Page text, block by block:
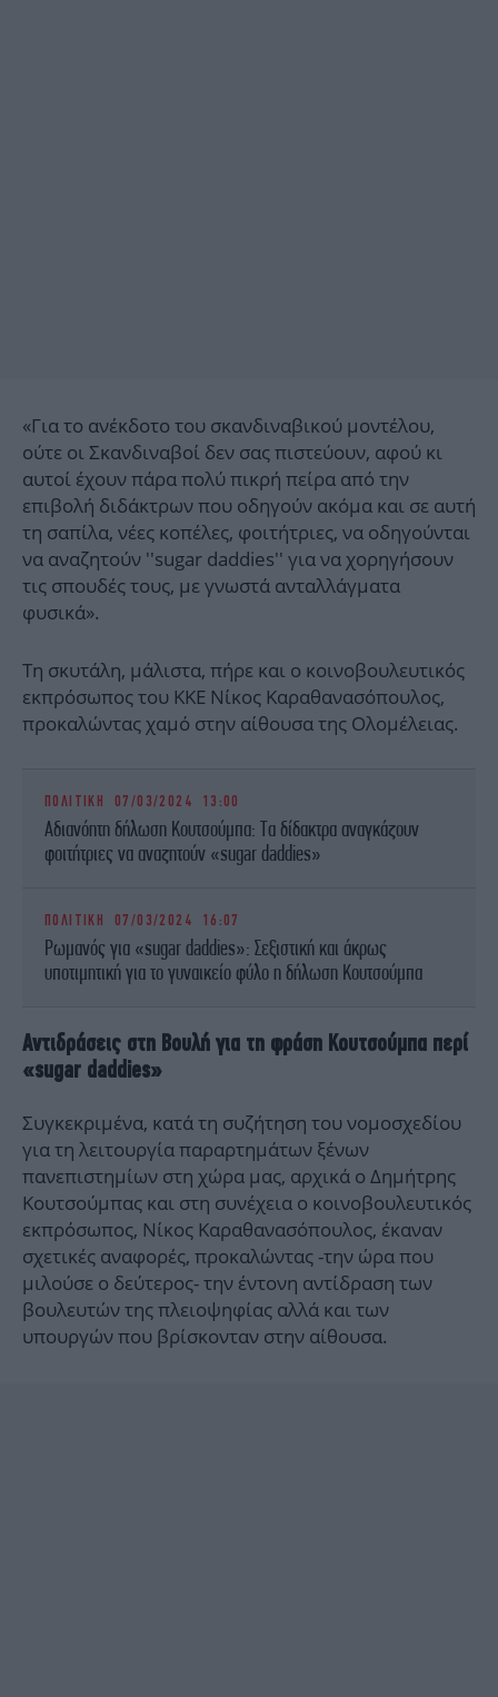
«Για το ανέκδοτο του σκανδιναβικού μοντέλου,
ούτε οι Σκανδιναβοί δεν σας πιστεύουν, αφού κι
αυτοί έχουν πάρα πολύ πικρή πείρα από την
επιβολή διδάκτρων που οδηγούν ακόμα και σε αυτή
τη σαπίλα, νέες κοπέλες, φοιτήτριες, να οδηγούνται
να αναζητούν ''sugar daddies'' για να χορηγήσουν
τις σπουδές τους, με γνωστά ανταλλάγματα
φυσικά».
Τη σκυτάλη, μάλιστα, πήρε και ο κοινοβουλευτικός
εκπρόσωπος του ΚΚΕ Νίκος Καραθανασόπουλος,
προκαλώντας χαμό στην αίθουσα της Ολομέλειας.
ΠΟΛΙΤΙΚΗ 07/03/2024 13:00
Αδιανόητη δήλωση Κουτσούμπα: Τα δίδακτρα αναγκάζουν
φοιτήτριες να αναζητούν «sugar daddies»
ΠΟΛΙΤΙΚΗ 07/03/2024 16:07
Ρωμανός για «sugar daddies»: Σεξιστική και άκρως
υποτιμητική για το γυναικείο φύλο η δήλωση Κουτσούμπα
Αντιδράσεις στη Βουλή για τη φράση Κουτσούμπα περί
«sugar daddies»
Συγκεκριμένα, κατά τη συζήτηση του νομοσχεδίου
για τη λειτουργία παραρτημάτων ξένων
πανεπιστημίων στη χώρα μας, αρχικά ο Δημήτρης
Κουτσούμπας και στη συνέχεια ο κοινοβουλευτικός
εκπρόσωπος, Νίκος Καραθανασόπουλος, έκαναν
σχετικές αναφορές, προκαλώντας -την ώρα που
μιλούσε ο δεύτερος- την έντονη αντίδραση των
βουλευτών της πλειοψηφίας αλλά και των
υπουργών που βρίσκονταν στην αίθουσα.